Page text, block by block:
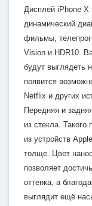
Дисплей iPhone X
динамический
фильмы,
Vision и HDR10.
будут выглядеть
появится
Netflix и других
Передняя и
из стекла.
из устройств
толще. Цвет
позволяет
оттенка, а
выглядит ещё